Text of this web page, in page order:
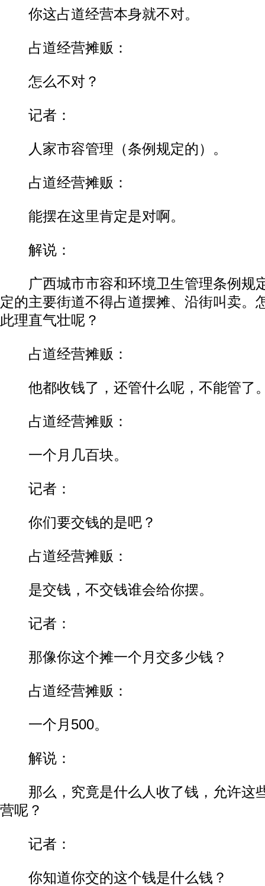
你这占道经营本身就不对。
占道经营摊贩：
怎么不对？
记者：
人家市容管理（条例规定的）。
占道经营摊贩：
能摆在这里肯定是对啊。
解说：
广西城市市容和环境卫生管理条例规
定的主要街道不得占道摆摊、沿街叫卖。
此理直气壮呢？
占道经营摊贩：
他都收钱了，还管什么呢，不能管了
占道经营摊贩：
一个月几百块。
记者：
你们要交钱的是吧？
占道经营摊贩：
是交钱，不交钱谁会给你摆。
记者：
那像你这个摊一个月交多少钱？
占道经营摊贩：
一个月500。
解说：
那么，究竟是什么人收了钱，允许这
营呢？
记者：
你知道你交的这个钱是什么钱？